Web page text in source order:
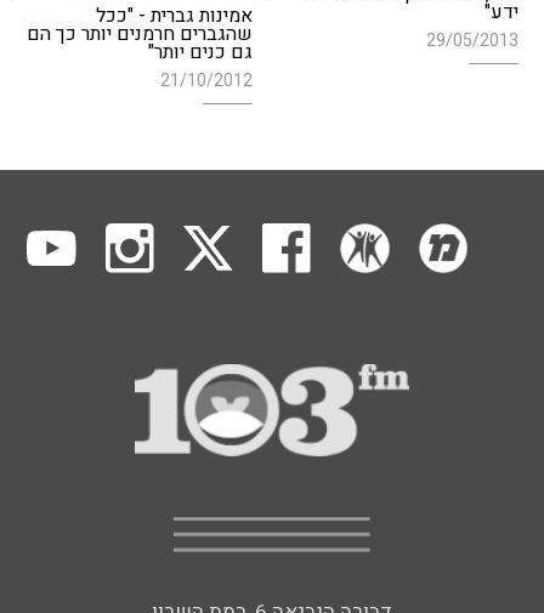
ידע"
29/05/2013
אמינות גברית - "ככל
שהגברים חרמנים יותר כך הם
גם כנים יותר"
21/10/2012